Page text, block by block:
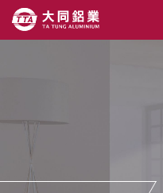
能力優勢